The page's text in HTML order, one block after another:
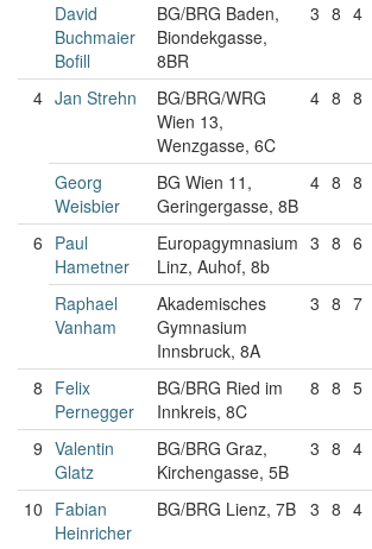
David
Buchmaier
Bofill
BG/BRG Baden,
Biondekgasse,
8BR
3 8 4
4 Jan Strehn
BG/BRG/WRG
Wien 13,
Wenzgasse, 6C
4 8 8
Georg
Weisbier
BG Wien 11,
Geringergasse, 8B
4 8 8
6 Paul
Hametner
Europagymnasium
Linz, Auhof, 8b
3 8 6
Raphael
Vanham
Akademisches
Gymnasium
Innsbruck, 8A
3 8 7
8 Felix
Pernegger
BG/BRG Ried im
Innkreis, 8C
8 8 5
9 Valentin
Glatz
BG/BRG Graz,
Kirchengasse, 5B
3 8 4
10 Fabian
Heinricher
BG/BRG Lienz, 7B 3 8 4